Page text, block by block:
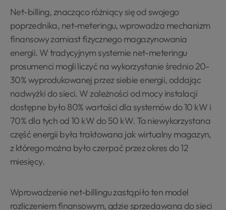
Net-billing, znacząco różniący się od swojego
poprzednika, net-meteringu, wprowadza mechanizm
finansowy zamiast fizycznego magazynowania
energii. W tradycyjnym systemie net-meteringu
prosumenci mogli liczyć na wykorzystanie średnio 20-
30% wyprodukowanej przez siebie energii, oddając
nadwyżki do sieci. W zależności od mocy instalacji
dostępne było 80% wartości dla systemów do 10 kW i
70% dla tych od 10 kW do 50 kW. Ta niewykorzystana
część energii była traktowana jak wirtualny magazyn,
z którego można było czerpać przez okres do 12
miesięcy.
Wprowadzenie net-billingu zastąpiło ten model
rozliczeniem finansowym, gdzie sprzedawana do sieci